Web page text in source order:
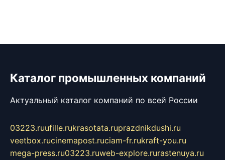
Каталог промышленных компаний
Актуальный каталог компаний по всей России
03223.ruufille.rukrasotata.ruprazdnikdushi.ru
veetbox.rucinemapost.ruciam-fr.rukraft-you.ru
mega-press.ru03223.ruweb-explore.rurastenuya.ru